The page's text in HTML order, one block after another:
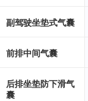
副驾驶坐垫式气囊
前排中间气囊
后排坐垫防下滑气
囊